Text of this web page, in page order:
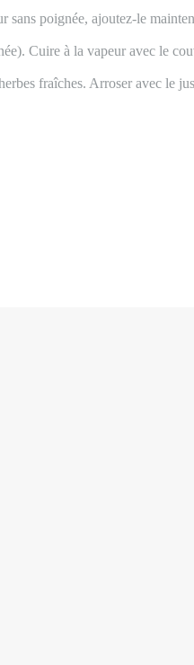
poignée, ajoutez-le
Cuire à la vapeur avec le
fraîches. Arroser avec le